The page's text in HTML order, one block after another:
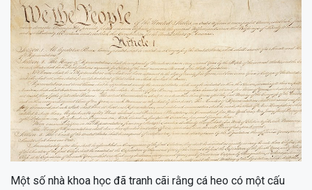
Một số nhà khoa học đã tranh cãi rằng cá heo có một cấu